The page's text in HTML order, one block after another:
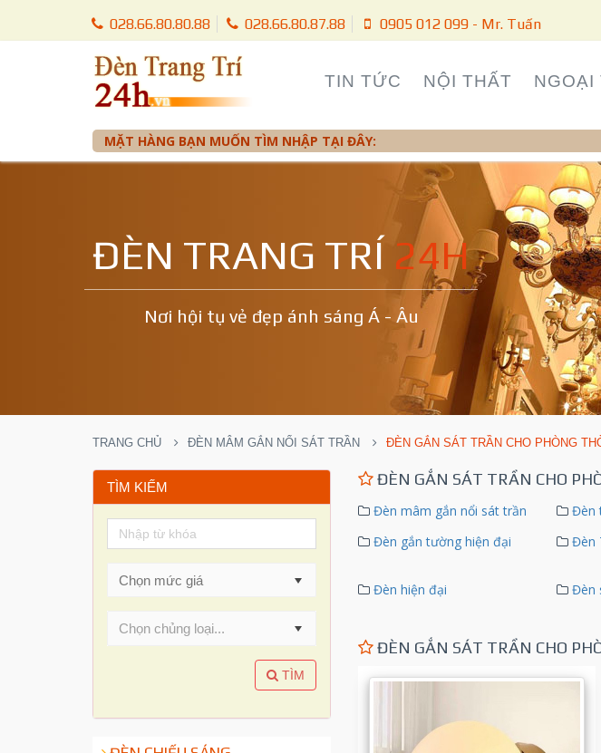
028.66.80.80.88 028.66.80.87.88 0905 012 099 - Mr. Tuấn
TIN TỨC NỘI THẤT NGOẠI
MẶT HÀNG BẠN MUỐN TÌM NHẬP TẠI ĐÂY:
ĐÈN TRANG TRÍ 24H
Nơi hội tụ vẻ đẹp ánh sáng Á - Âu
TRANG CHỦ ĐÈN MÂM GẮN NỔI SÁT TRẦN ĐÈN GẮN SÁT TRẦN CHO PHÒNG
TÌM KIẾM
Chọn chủng loại...
TÌM
ĐÈN GẮN SÁT TRẦN CHO
Đèn mâm gắn nổi sát trần
Đèn
Đèn gắn tường hiện đại
Đèn
Đèn hiện đại
Đèn
ĐÈN GẮN SÁT TRẦN CHO